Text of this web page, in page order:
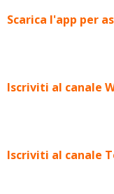
Scarica l'app per
Iscriviti al canale
Iscriviti al canale